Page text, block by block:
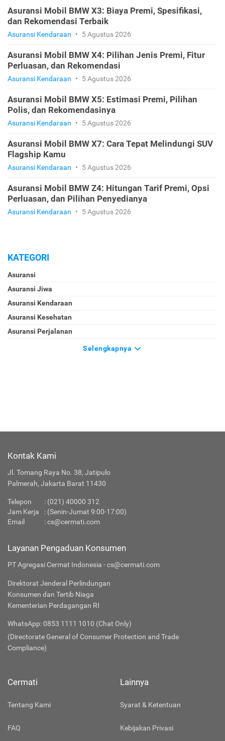
Asuransi Mobil BMW X3: Biaya Premi, Spesifikasi,
dan Rekomendasi Terbaik
Asuransi Kendaraan • 5 Agustus 2026
Asuransi Mobil BMW X4: Pilihan Jenis Premi, Fitur
Perluasan, dan Rekomendasi
Asuransi Kendaraan • 5 Agustus 2026
Asuransi Mobil BMW X5: Estimasi Premi, Pilihan
Polis, dan Rekomendasinya
Asuransi Kendaraan • 5 Agustus 2026
Asuransi Mobil BMW X7: Cara Tepat Melindungi SUV
Flagship Kamu
Asuransi Kendaraan • 5 Agustus 2026
Asuransi Mobil BMW Z4: Hitungan Tarif Premi, Opsi
Perluasan, dan Pilihan Penyedianya
Asuransi Kendaraan • 5 Agustus 2026
KATEGORI
Asuransi
Asuransi Jiwa
Asuransi Kendaraan
Asuransi Kesehatan
Asuransi Perjalanan
Selengkapnya
Kontak Kami
Jl. Tomang Raya No. 38, Jatipulo
Palmerah, Jakarta Barat 11430
Telepon : (021) 40000 312
Jam Kerja
: (Senin-Jumat 9:00-17:00)
Email
:cs@cermati.com
Layanan Pengaduan Konsumen
PT Agregasi Cermat Indonesia - cs@cermati.com
Direktorat Jenderal Perlindungan
Konsumen dan Tertib Niaga
Kementerian Perdagangan RI
WhatsApp: 0853 1111 1010 (Chat Only)
(Directorate General of Consumer Protection and Trade
Compliance)
Cermati
Tentang Kami
FAQ
Lainnya
Syarat & Ketentuan
Kebijakan Privasi